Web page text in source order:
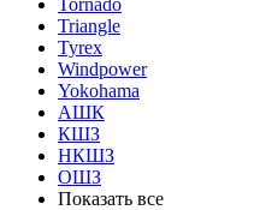
Triangle
Tyrex
Windpower
Yokohama
АШК
КШЗ
НКШЗ
ОШЗ
Показать все